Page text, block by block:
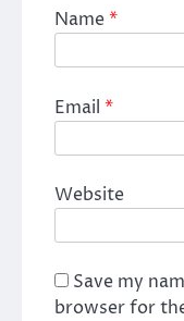
Name*
Email *
Website
Save my
browser for